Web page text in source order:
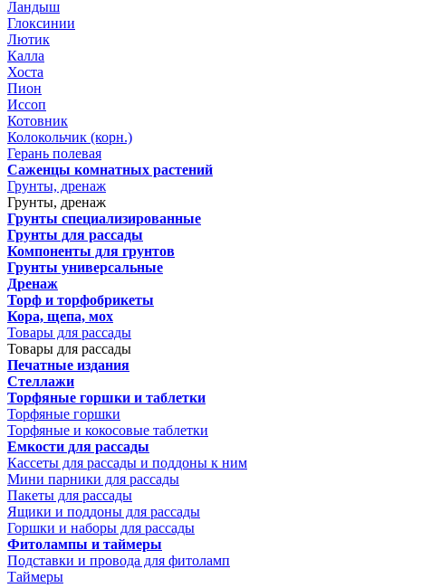
Ландыш
Глоксинии
Лютик
Калла
Хоста
Пион
Иссоп
Котовник
Колокольчик (корн.)
Герань полевая
Саженцы комнатных растений
Грунты, дренаж
Грунты, дренаж
Грунты специализированные
Грунты для рассады
Компоненты для грунтов
Грунты универсальные
Дренаж
Торф и торфобрикеты
Кора, щепа, мох
Товары для рассады
Товары для рассады
Печатные издания
Стеллажи
Торфяные горшки и таблетки
Торфяные горшки
Торфяные и кокосовые таблетки
Емкости для рассады
Кассеты для рассады и поддоны к ним
Мини парники для рассады
Пакеты для рассады
Ящики и поддоны для рассады
Горшки и наборы для рассады
Фитолампы и таймеры
Подставки и провода для фитоламп
Таймеры